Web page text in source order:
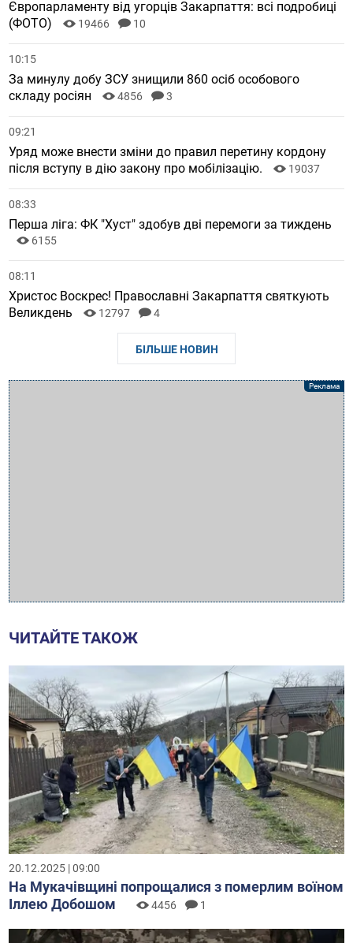
Європарламенту від угорців Закарпаття: всі подробиці
(ФОТО)
19466 10
10:15
За минулу добу ЗСУ знищили 860 осіб особового
складу росіян
4856 3
09:21
Уряд може внести зміни до правил перетину кордону
після вступу в дію закону про мобілізацію.
19037
08:33
Перша ліга: ФК "Хуст" здобув дві перемоги за тиждень
6155
08:11
Христос Воскрес! Православні Закарпаття святкують
Великдень
12797 4
БІЛЬШЕ НОВИН
ЧИТАЙТЕ ТАКОЖ
20.12.2025 | 09:00
На Мукачівщині попрощалися з померлим воїном
Іллею Добошом
4456 1